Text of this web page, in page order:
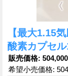
【最大1.15
酸素カプセ
販売価格:
希望小売価格: